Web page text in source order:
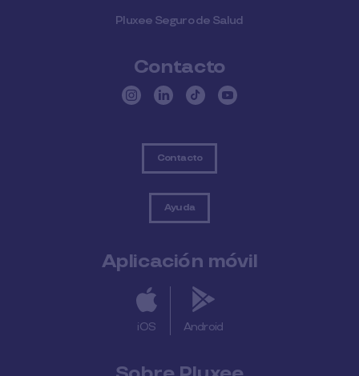
Pluxee Seguro de Salud
Contacto
Contacto
Ayuda
Aplicación móvil
iOS Android